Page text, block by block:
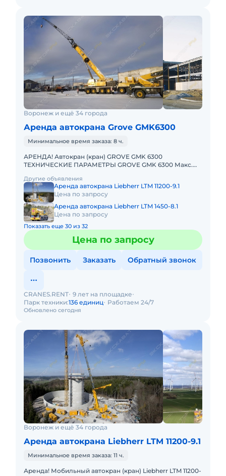
Воронеж и ещё 34 города
Аренда автокрана Grove GMK6300
Минимальное время заказа: 8 ч.
АРЕНДА! Автокран (кран) GROVE GMK 6300
ТЕХНИЧЕСКИЕ ПАРАМЕТРЫ GROVE GMK 6300 Макс.
м Макс. высота подъёма
Другие объявления
Аренда автокрана Liebherr LTM 11200-9.1
Цена по запросу
Аренда автокрана Liebherr LTM 1450-8.1
Цена по запросу
Показать еще 30 из 32
Цена по запросу
Позвонить Заказать Обратный звонок
Обновлено сегодня
CRANES.RENT 9 лет на площадке
Парк техники:136 единиц Работаем 24/7
Воронеж и ещё 34 города
Аренда автокрана Liebherr LTM 11200-9.1
Минимальное время заказа: 11 ч.
Аренда! Мобильный автокран (кран) Liebherr LTM 11200-